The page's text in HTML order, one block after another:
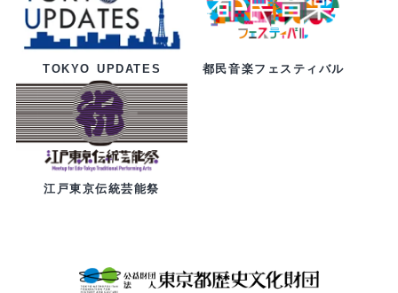
TOKYO UPDATES 都民音楽フェスティバル
江戸東京伝統芸能祭